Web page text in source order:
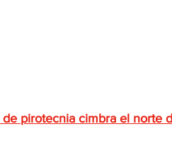
pirotecnia cimbra el norte